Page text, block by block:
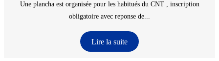
Une plancha est organisée pour les habitués du CNT , inscription
obligatoire avec reponse de...
Lire la suite